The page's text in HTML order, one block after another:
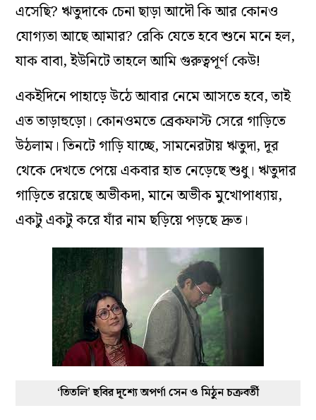
এসেছি? ঋতুদাকে চেনা ছাড়া আদৌ কি আর কোনও
যোগ‌্যতা আছে আমার? রেকি যেতে হবে শুনে মনে হল,
যাক বাবা, ইউনিটে তাহলে আমি গুরুত্বপূর্ণ কেউ!
একইদিনে পাহাড়ে উঠে আবার নেমে আসতে হবে, তাই
এত তাড়াহুড়ো। কোনওমতে ব্রেকফাস্ট সেরে গাড়িতে
উঠলাম। তিনটে গাড়ি যাচ্ছে, সামনেরটায় ঋতুদা, দূর
থেকে দেখতে পেয়ে একবার হাত নেড়েছে শুধু। ঋতুদার
গাড়িতে রয়েছে অভীকদা, মানে অভীক মুখোপাধ‌্যায়,
একটু একটু করে যাঁর নাম ছড়িয়ে পড়ছে দ্রুত।
‘তিতলি’ ছবির দৃ্শ্যে অপর্ণা সেন ও মিঠুন চক্রবর্তী